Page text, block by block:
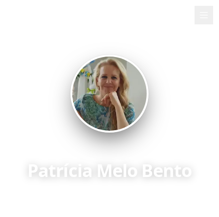
Patrícia Melo Bento